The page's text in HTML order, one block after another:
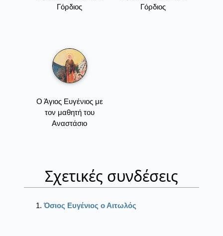
Γόρδιος
Γόρδιος
Ο Άγιος Ευγένιος με
τον μαθητή του
Αναστάσιο
Σχετικές συνδέσεις
Όσιος Ευγένιος ο Αιτωλός